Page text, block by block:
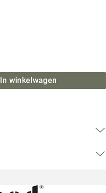
In winkelwagen